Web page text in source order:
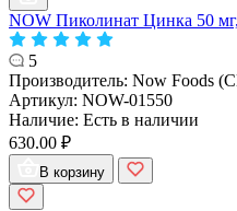
NOW Пиколинат Цинка 50
5
Производитель: Now Foods
Артикул: NOW-01550
Наличие: Есть в наличии
630.00 ₽
В корзину